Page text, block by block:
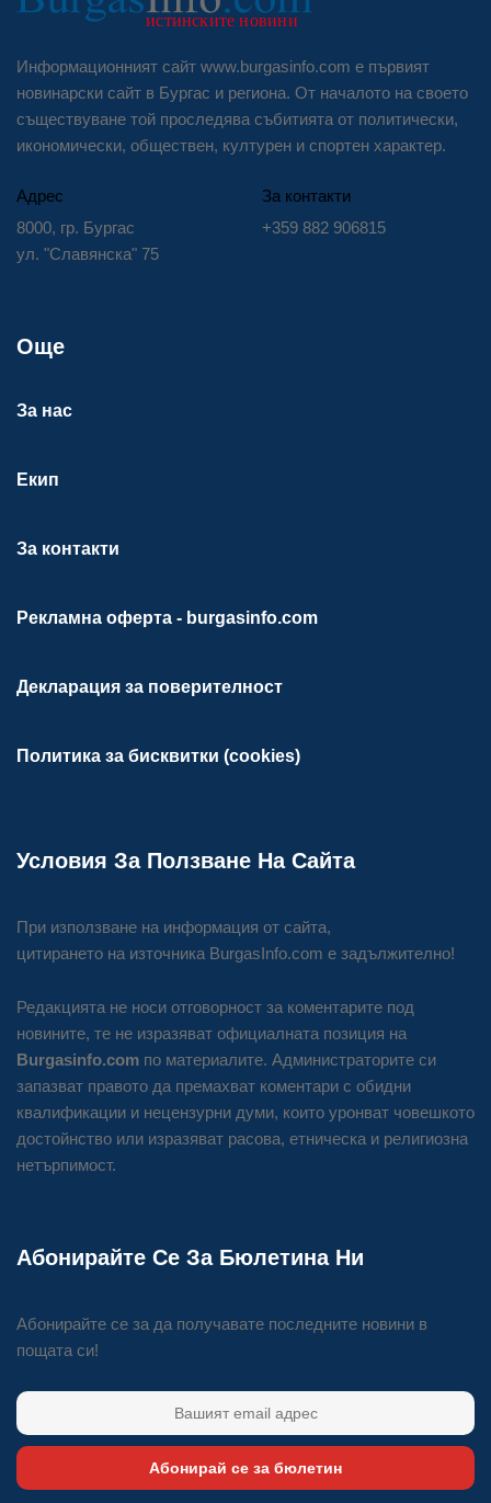
Информационният сайт www.burgasinfo.com е първият
новинарски сайт в Бургас и региона. От началото на своето
съществуване той проследява събитията от политически,
икономически, обществен, културен и спортен характер.
Адрес
8000, гр. Бургас
ул. "Славянска" 75
За контакти
+359 882 906815
Още
За нас
Екип
За контакти
Рекламна оферта - burgasinfo.com
Декларация за поверителност
Политика за бисквитки (cookies)
Условия За Ползване На Сайта
При използване на информация от сайта,
цитирането на източника BurgasInfo.com е задължително!
Редакцията не носи отговорност за коментарите под
новините, те не изразяват официалната позиция на
Burgasinfo.com по материалите. Администраторите си
запазват правото да премахват коментари с обидни
квалификации и нецензурни думи, които уронват човешкото
достойнство или изразяват расова, етническа и религиозна
нетърпимост.
Абонирайте Се За Бюлетина Ни
Абонирайте се за да получавате последните новини в
пощата си!
Абонирай се за бюлетин